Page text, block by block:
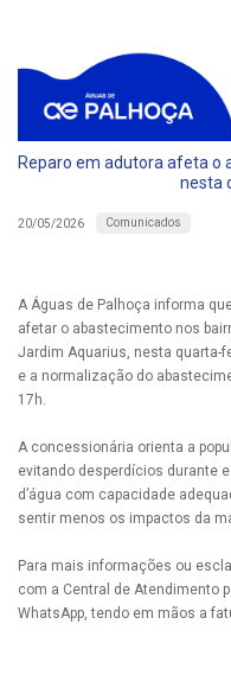
Reparo em adutora afeta o
nesta
20/05/2026 Comunicados
A Águas de Palhoça informa
afetar o abastecimento nos
Jardim Aquarius, nesta quarta-
e a normalização do
17h.
A concessionária orienta a
evitando desperdícios durante
d’água com capacidade
sentir menos os impactos da
Para mais informações ou
com a Central de Atendimento
WhatsApp, tendo em mãos a